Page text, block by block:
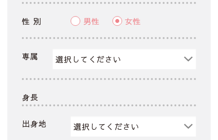
性 別 男性 女性
専属
身長
出身地